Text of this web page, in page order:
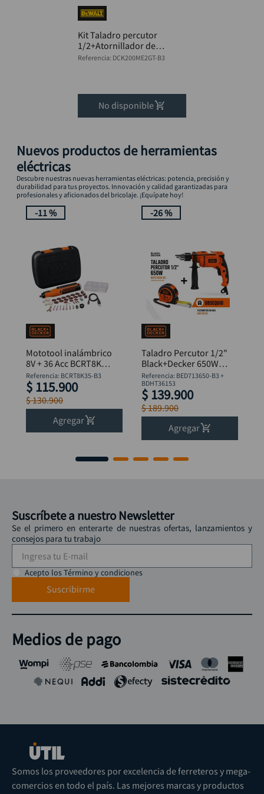
Kit Taladro percutor
1/2+Atornillador de
impacto 20V+2
Referencia: DCK200ME2GT-B3
No disponible
Nuevos productos de herramientas
eléctricas
Descubre nuestras nuevas herramientas eléctricas: potencia, precisión y
durabilidad para tus proyectos. Innovación y calidad garantizadas para
profesionales y aficionados del bricolaje. ¡Equípate hoy!
-11 %
Mototool inalámbrico
8V + 36 Acc BCRT8K35
B&D
Referencia: BCRT8K35-B3
$ 115.900
$130.900
Agregar
-26 %
Taladro Percutor 1/2"
Black+Decker 650W
BED713650-B3 +
Flexómetro
Referencia: BED713650-B3 +
BDHT36153
$ 139.900
$189.900
Agregar
Suscríbete a nuestro Newsletter
Se el primero en enterarte de nuestras ofertas, lanzamientos y
consejos para tu trabajo
Acepto los Término y condiciones
Suscribirme
Medios de pago
Somos los proveedores por excelencia de ferreteros y mega-
comercios en todo el país. Las mejores marcas y productos